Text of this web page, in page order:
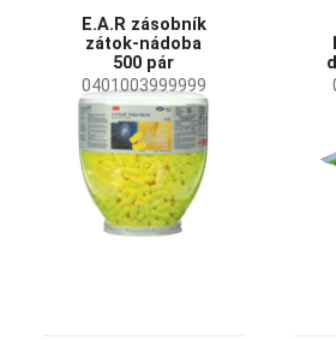
E.A.R zásobník
zátok-nádoba
500 pár
0401003999999